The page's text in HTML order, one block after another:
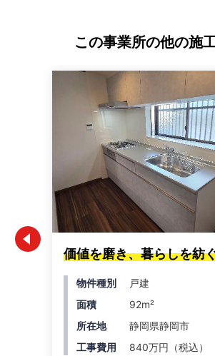
この事業所の他の施
価値を磨き、暮らしを紡
物件種別
戸建
面積
92m²
所在地
静岡県静岡市
工事費用
840万円（税込）